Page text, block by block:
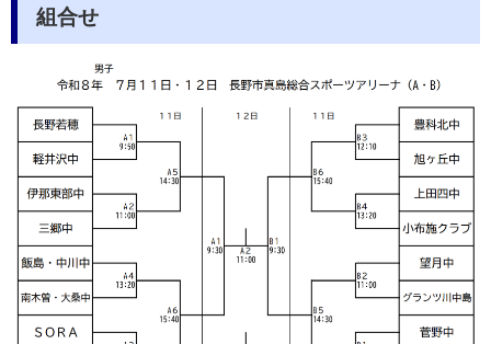
組合せ